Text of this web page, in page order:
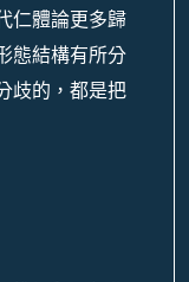
仁體論更多歸
態結構有所分
歧的，都是把